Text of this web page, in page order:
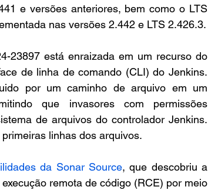
e versões anteriores, bem como o LTS
nas versões 2.442 e LTS 2.426.3.
23897 está enraizada em um recurso do
de linha de comando (CLI) do Jenkins.
por um caminho de arquivo em um
que invasores com permissões
de arquivos do controlador Jenkins.
linhas dos arquivos.
da Sonar Source, que descobriu a
remota de código (RCE) por meio